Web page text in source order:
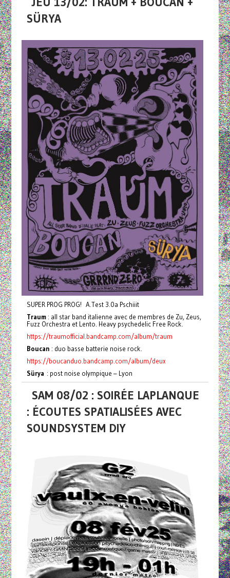
SÜRYA
SUPER PROG PROG! A.Test 3.0a Pschiiit
Traum: all star band italienne avec de membres de Zu, Zeus,
Fuzz Orchestra et Lento. Heavy psychedelic Free Rock.
https://traumofficial.bandcamp.com/album/traum
Boucan : duo basse batterie noise rock.
https://boucanduo.bandcamp.com/album/deux
Sürya : post noise olympique – Lyon
SAM 08/02 : SOIRÉE LAPLANQUE
: ÉCOUTES SPATIALISÉES AVEC
SOUNDSYSTEM DIY